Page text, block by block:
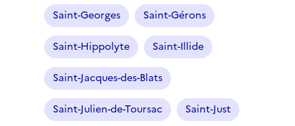
Saint-Georges Saint-Gérons
Saint-Hippolyte Saint-Illide
Saint-Jacques-des-Blats
Saint-Julien-de-Toursac Saint-Just